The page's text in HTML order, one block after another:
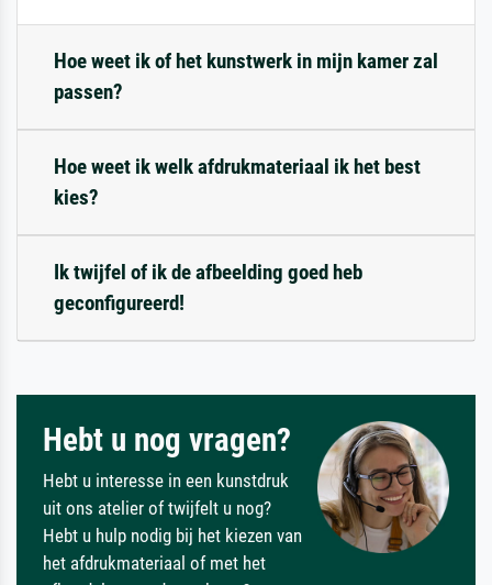
Hoe weet ik of het kunstwerk in mijn kamer zal
passen?
Hoe weet ik welk afdrukmateriaal ik het best
kies?
Ik twijfel of ik de afbeelding goed heb
geconfigureerd!
Hebt u nog vragen?
Hebt u interesse in een kunstdruk
uit ons atelier of twijfelt u nog?
Hebt u hulp nodig bij het kiezen van
het afdrukmateriaal of met het